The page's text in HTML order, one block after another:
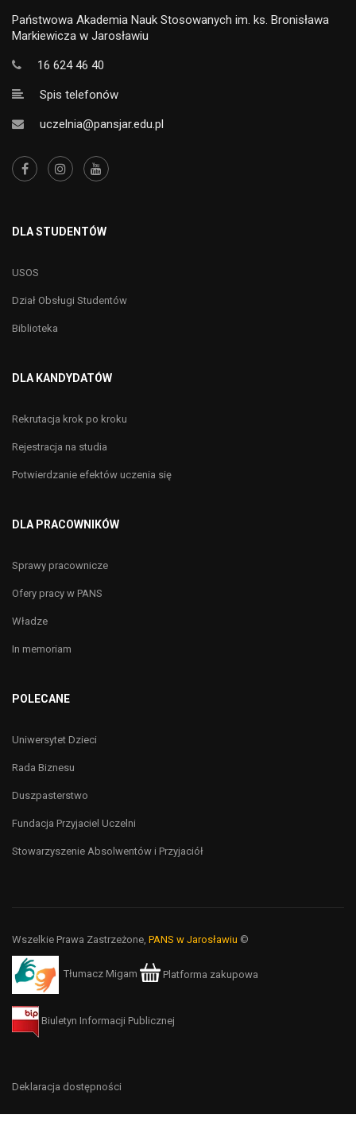
Państwowa Akademia Nauk Stosowanych im. ks. Bronisława
Markiewicza w Jarosławiu
16 624 46 40
Spis telefonów
uczelnia@pansjar.edu.pl
DLA STUDENTÓW
USOS
Dział Obsługi Studentów
Biblioteka
DLA KANDYDATÓW
Rekrutacja krok po kroku
Rejestracja na studia
Potwierdzanie efektów uczenia się
DLA PRACOWNIKÓW
Sprawy pracownicze
Ofery pracy w PANS
Władze
In memoriam
POLECANE
Uniwersytet Dzieci
Rada Biznesu
Duszpasterstwo
Fundacja Przyjaciel Uczelni
Stowarzyszenie Absolwentów i Przyjaciół
Wszelkie Prawa Zastrzeżone, PANS w Jarosławiu ©
Tłumacz Migam Platforma zakupowa
Biuletyn Informacji Publicznej
Deklaracja dostępności